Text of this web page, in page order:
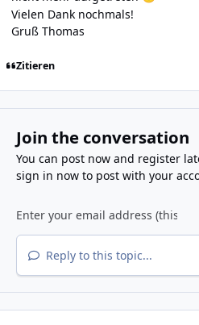
Vielen Dank nochmals!
Gruß Thomas
Zitieren
Join the conversation
You can post now and register
sign in nowto post with your
Reply to this topic...